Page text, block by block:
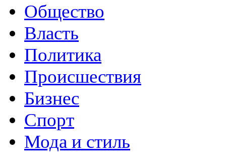
Общество
Власть
Политика
Происшествия
Бизнес
Спорт
Мода и стиль